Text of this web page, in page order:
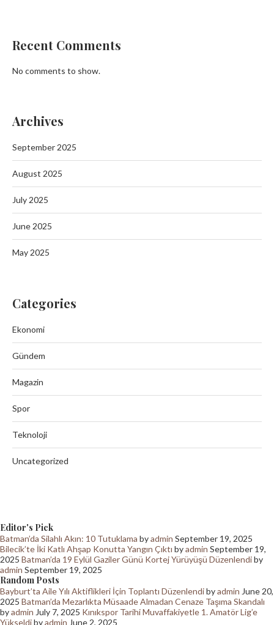
Recent Comments
No comments to show.
Archives
September 2025
August 2025
July 2025
June 2025
May 2025
Categories
Ekonomi
Gündem
Magazin
Spor
Teknoloji
Uncategorized
Editor's Pick
Batman’da Silahlı Akın: 10 Tutuklama byadmin September 19, 2025
Bilecik’te İki Katlı Ahşap Konutta Yangın Çıktı byadmin September 19,
2025 Batman’da 19 Eylül Gaziler Günü Kortej Yürüyüşü Düzenlendiby
admin September 19, 2025
Random Posts
Bayburt’ta Aile Yılı Aktiflikleri İçin Toplantı Düzenlendibyadmin June 20,
2025 Batman’da Mezarlıkta Müsaade Almadan Cenaze Taşıma Skandalı
byadmin July 7, 2025 Kınıkspor Tarihi Muvaffakiyetle 1. Amatör Lig’e
Yükseldibyadmin June 2, 2025